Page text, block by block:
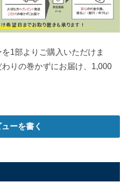
1部よりご購入いただけま
りの巻かずにお届け、1,000
ーを書く